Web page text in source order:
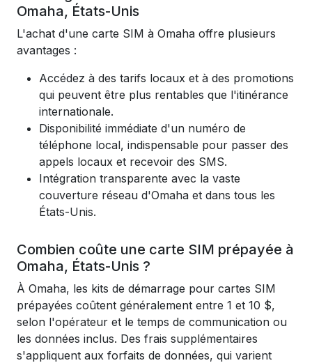
Omaha, États-Unis
L'achat d'une carte SIM à Omaha offre plusieurs
avantages :
Accédez à des tarifs locaux et à des promotions
qui peuvent être plus rentables que l'itinérance
internationale.
Disponibilité immédiate d'un numéro de
téléphone local, indispensable pour passer des
appels locaux et recevoir des SMS.
Intégration transparente avec la vaste
couverture réseau d'Omaha et dans tous les
États-Unis.
Combien coûte une carte SIM prépayée à
Omaha, États-Unis ?
À Omaha, les kits de démarrage pour cartes SIM
prépayées coûtent généralement entre 1 et 10 $,
selon l'opérateur et le temps de communication ou
les données inclus. Des frais supplémentaires
s'appliquent aux forfaits de données, qui varient